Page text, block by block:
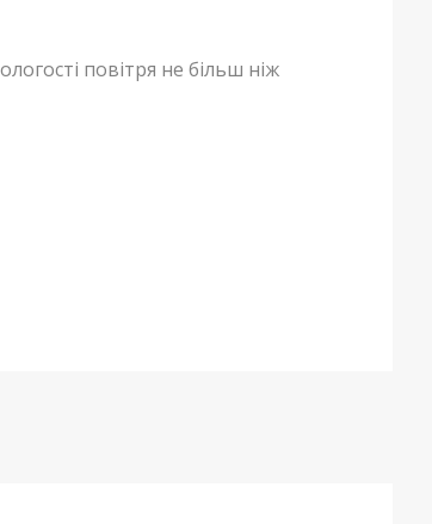
повітря не більш ніж